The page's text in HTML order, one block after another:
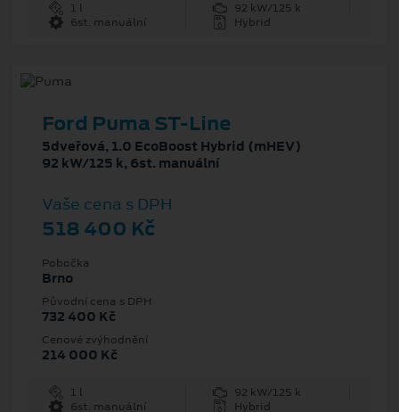
1 l
92 kW/125 k
6st. manuální
Hybrid
Ford Puma ST-Line
5dveřová, 1.0 EcoBoost Hybrid (mHEV)
92 kW/125 k, 6st. manuální
Vaše cena s DPH
518 400 Kč
Pobočka
Brno
Původní cena s DPH
732 400 Kč
Cenové zvýhodnění
214 000 Kč
1 l
92 kW/125 k
6st. manuální
Hybrid